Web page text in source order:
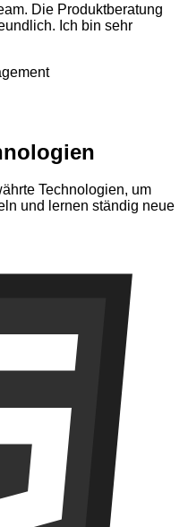
Die Produktberatung
Ich bin sehr
Technologien, um
und lernen ständig neue